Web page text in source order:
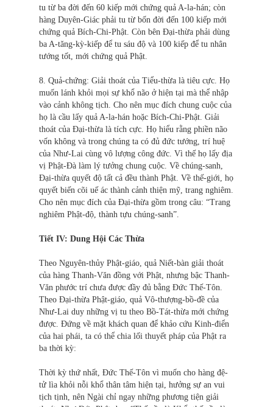
tu từ ba đời đến 60 kiếp mới chứng quả A-la-hán; còn
hàng Duyên-Giác phải tu từ bốn đời đến 100 kiếp mới
chứng quả Bích-Chi-Phật. Còn bên Đại-thừa phải dùng
ba A-tăng-kỳ-kiếp để tu sáu độ và 100 kiếp để tu nhân
tướng tốt, mới chứng quả Phật.
8. Quả-chứng: Giải thoát của Tiểu-thừa là tiêu cực. Họ
muốn lánh khỏi mọi sự khổ não ở hiện tại mà thể nhập
vào cảnh không tịch. Cho nên mục đích chung cuộc của
họ là cầu lấy quả A-la-hán hoặc Bích-Chi-Phật. Giải
thoát của Đại-thừa là tích cực. Họ hiểu rằng phiền não
vốn không và trong chúng ta có đủ đức tướng, trí huệ
của Như-Lai cùng vô lượng công đức. Vì thế họ lấy địa
vị Phật-Ðà làm lý tưởng chung cuộc. Về chúng-sanh,
Đại-thừa quyết độ tất cả đều thành Phật. Về thế-giới, họ
quyết biến cõi uế ác thành cảnh thiện mỹ, trang nghiêm.
Cho nên mục đích của Đại-thừa gồm trong câu: “Trang
nghiêm Phật-độ, thành tựu chúng-sanh”.
Tiết IV: Dung Hội Các Thừa
Theo Nguyên-thủy Phật-giáo, quả Niết-bàn giải thoát
của hàng Thanh-Văn đồng với Phật, nhưng bậc Thanh-
Văn phước trí chưa được đầy đủ bằng Ðức Thế-Tôn.
Theo Đại-thừa Phật-giáo, quả Vô-thượng-bồ-đề của
Như-Lai duy những vị tu theo Bồ-Tát-thừa mới chứng
được. Đứng về mặt khách quan để khảo cứu Kinh-điển
của hai phái, ta có thể chia lối thuyết pháp của Phật ra
ba thời kỳ:
Thời kỳ thứ nhất, Ðức Thế-Tôn vì muốn cho hàng đệ-
tử lìa khỏi nỗi khổ thân tâm hiện tại, hưởng sự an vui
tịch tịnh, nên Ngài chỉ ngay những phương tiện giải